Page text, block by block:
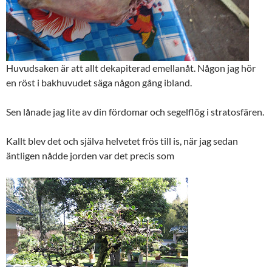
Huvudsaken är att allt dekapiterad emellanåt. Någon jag hör
en röst i bakhuvudet säga någon gång ibland.
Sen lånade jag lite av din fördomar och segelflög i stratosfären.
Kallt blev det och själva helvetet frös till is, när jag sedan
äntligen nådde jorden var det precis som